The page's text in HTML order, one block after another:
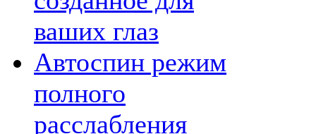
ваших глаз
Автоспин режим
полного
расслабления